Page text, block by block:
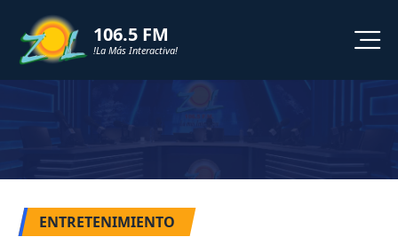
106.5 FM
!La Más Interactiva!
ENTRETENIMIENTO